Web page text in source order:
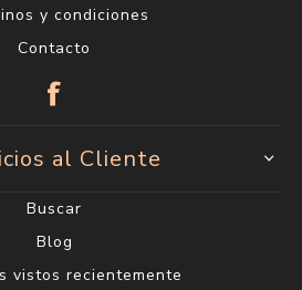
y condiciones
Contacto
al Cliente
Buscar
Blog
vistos recientemente